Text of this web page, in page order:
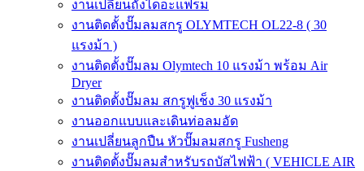
งานเปลี่ยนถังไดอะแฟรม
งานติดตั้งปั๊มลมสกรู OLYMTECH OL22-8 ( 30
แรงม้า )
งานติดตั้งปั๊มลม Olymtech 10 แรงม้า พร้อม Air
Dryer
งานติดตั้งปั๊มลม สกรูฟูเช็ง 30 แรงม้า
งานออกแบบและเดินท่อลมอัด
งานเปลี่ยนลูกปืน หัวปั๊มลมสกรู Fusheng
งานติดตั้งปั๊มลมสำหรับรถบัสไฟฟ้า ( VEHICLE AIR